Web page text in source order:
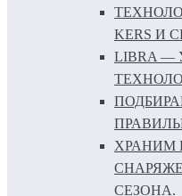
KERS И
LIBRA —
ХРАНИМ
СЕЗОНА.